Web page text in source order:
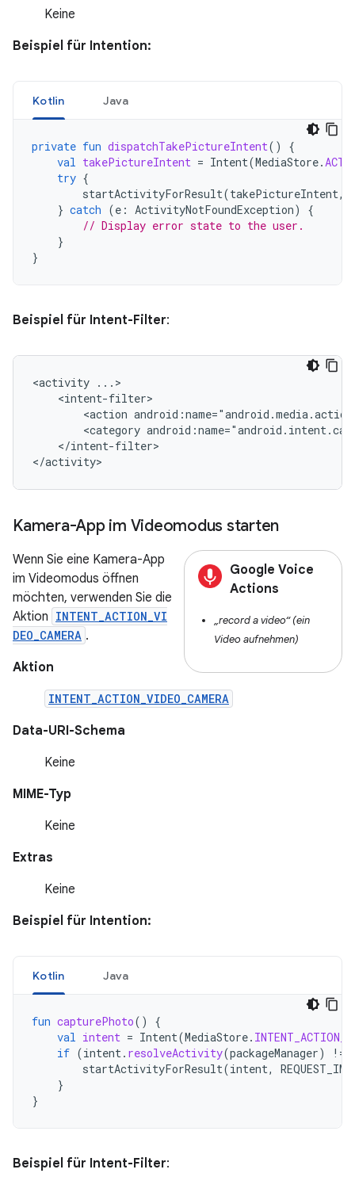
Keine
Beispiel für Intention:
Kotlin Java
private fun dispatchTakePictureIntent()
{
val takePictureIntent = Intent(MediaStore.
try {
startActivityForResult(takePictureIntent,
} catch (e : ActivityNotFoundException)
{
// Display error state to the user.
}
}
Beispiel für Intent-Filter:
<activity
<action
<category
</intent-filter>
</activity>
Kamera-App im Videomodus starten
Google Voice
Actions
„record a video“ (ein
Video aufnehmen)
Wenn Sie eine Kamera-App
im Videomodus öffnen
möchten, verwenden Sie die
Aktion INTENT_ACTION_VI
DEO_CAMERA .
Aktion
INTENT_ACTION_VIDEO_CAMERA
Data-URI-Schema
Keine
MIME-Typ
Keine
Extras
Keine
Beispiel für Intention:
Kotlin Java
fun capturePhoto()
{
val intent = Intent(MediaStore.
if (intent. resolveActivity(packageManager) !=
startActivityForResult(intent,
}
}
Beispiel für Intent-Filter: